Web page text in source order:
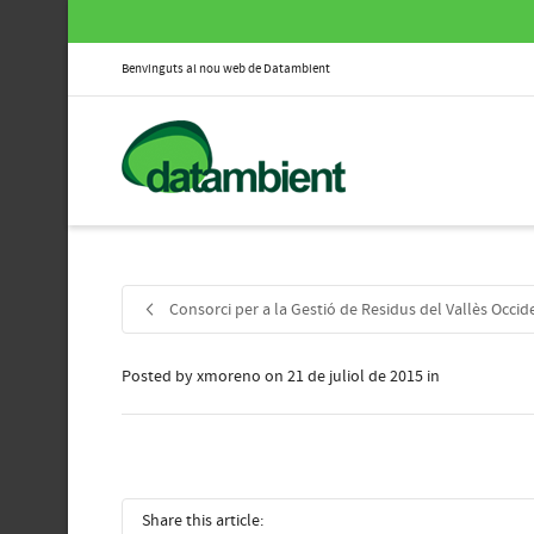
Benvinguts al nou web de Datambient
Consorci per a la Gestió de Residus del Vallès
Posted byxmoreno on 21 de juliol de 2015 in
Share this article: